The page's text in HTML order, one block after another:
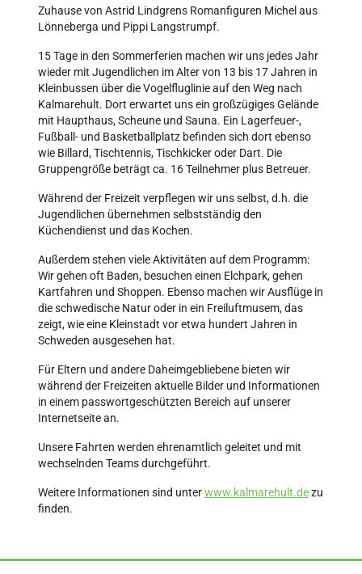
Zuhause von Astrid Lindgrens Romanfiguren Michel aus
Lönneberga und Pippi Langstrumpf.
15 Tage in den Sommerferien machen wir uns jedes Jahr
wieder mit Jugendlichen im Alter von 13 bis 17 Jahren in
Kleinbussen über die Vogelfluglinie auf den Weg nach
Kalmarehult. Dort erwartet uns ein großzügiges Gelände
mit Haupthaus, Scheune und Sauna. Ein Lagerfeuer-,
Fußball- und Basketballplatz befinden sich dort ebenso
wie Billard, Tischtennis, Tischkicker oder Dart. Die
Gruppengröße beträgt ca. 16 Teilnehmer plus Betreuer.
Während der Freizeit verpflegen wir uns selbst, d.h. die
Jugendlichen übernehmen selbstständig den
Küchendienst und das Kochen.
Außerdem stehen viele Aktivitäten auf dem Programm:
Wir gehen oft Baden, besuchen einen Elchpark, gehen
Kartfahren und Shoppen. Ebenso machen wir Ausflüge in
die schwedische Natur oder in ein Freiluftmusem, das
zeigt, wie eine Kleinstadt vor etwa hundert Jahren in
Schweden ausgesehen hat.
Für Eltern und andere Daheimgebliebene bieten wir
während der Freizeiten aktuelle Bilder und Informationen
in einem passwortgeschützten Bereich auf unserer
Internetseite an.
Unsere Fahrten werden ehrenamtlich geleitet und mit
wechselnden Teams durchgeführt.
Weitere Informationen sind unterwww.kalmarehult.dezu
finden.